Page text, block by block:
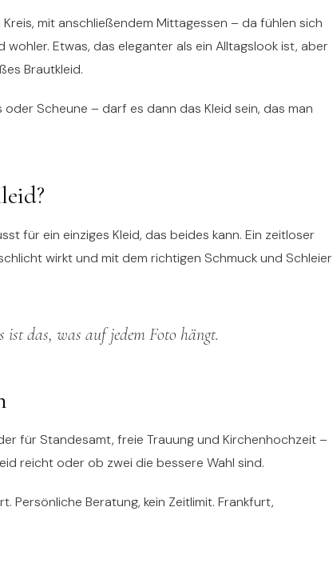
mit anschließendem Mittagessen – da fühlen sich
wohler. Etwas, das eleganter als ein Alltagslook ist, aber
Brautkleid.
Scheune – darf es dann das Kleid sein, das man
für ein einziges Kleid, das beides kann. Ein zeitloser
wirkt und mit dem richtigen Schmuck und Schleier
das, was auf jedem Foto hängt.
für Standesamt, freie Trauung und Kirchenhochzeit –
reicht oder ob zwei die bessere Wahl sind.
Persönliche Beratung, kein Zeitlimit. Frankfurt,